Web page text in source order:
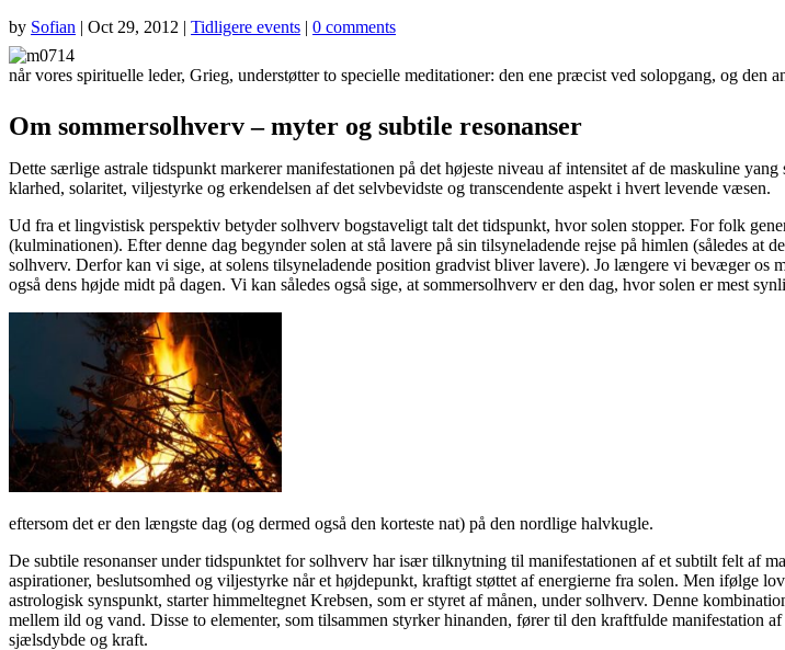
by Sofian | Oct 29, 2012 | Tidligere events | 0 comments
når vores spirituelle leder, Grieg, understøtter to specielle meditationer: den ene præcist ved solopgang, og den
Om sommersolhverv – myter og subtile resonanser
Dette særlige astrale tidspunkt markerer manifestationen på det højeste niveau af intensitet af de maskuline
klarhed, solaritet, viljestyrke og erkendelsen af det selvbevidste og transcendente aspekt i hvert levende væsen.
Ud fra et lingvistisk perspektiv betyder solhverv bogstaveligt talt det tidspunkt, hvor solen stopper. For folk
(kulminationen). Efter denne dag begynder solen at stå lavere på sin tilsyneladende rejse på himlen (således
solhverv. Derfor kan vi sige, at solens tilsyneladende position gradvist bliver lavere). Jo længere vi bevæger
også dens højde midt på dagen. Vi kan således også sige, at sommersolhverv er den dag, hvor solen er mest
eftersom det er den længste dag (og dermed også den korteste nat) på den nordlige halvkugle.
De subtile resonanser under tidspunktet for solhverv har især tilknytning til manifestationen af et subtilt felt af
aspirationer, beslutsomhed og viljestyrke når et højdepunkt, kraftigt støttet af energierne fra solen. Men ifølge
astrologisk synspunkt, starter himmeltegnet Krebsen, som er styret af månen, under solhverv. Denne
mellem ild og vand. Disse to elementer, som tilsammen styrker hinanden, fører til den kraftfulde
sjælsdybde og kraft.